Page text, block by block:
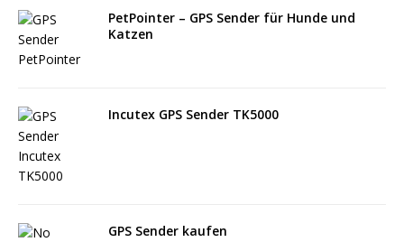
PetPointer – GPS Sender für Hunde und
Katzen
Incutex GPS Sender TK5000
GPS Sender kaufen